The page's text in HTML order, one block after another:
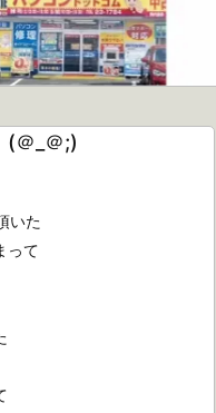

＠_＠;)
いた
って